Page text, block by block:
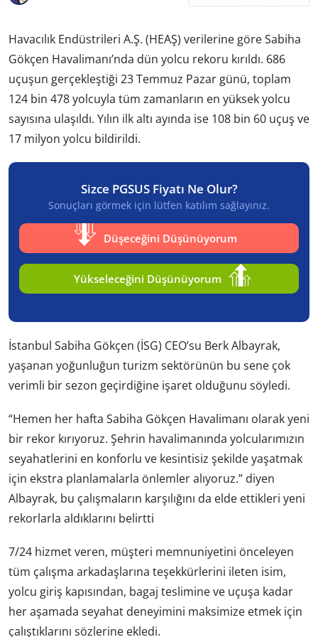
Havacılık Endüstrileri A.Ş. (HEAŞ) verilerine göre Sabiha
Gökçen Havalimanı’nda dün yolcu rekoru kırıldı. 686
uçuşun gerçekleştiği 23 Temmuz Pazar günü, toplam
124 bin 478 yolcuyla tüm zamanların en yüksek yolcu
sayısına ulaşıldı. Yılın ilk altı ayında ise 108 bin 60 uçuş ve
17 milyon yolcu bildirildi.
Sizce PGSUS Fiyatı Ne Olur?
Sonuçları görmek için lütfen katılım sağlayınız.
Düşeceğini Düşünüyorum
Yükseleceğini Düşünüyorum
İstanbul Sabiha Gökçen (İSG) CEO’su Berk Albayrak,
yaşanan yoğunluğun turizm sektörünün bu sene çok
verimli bir sezon geçirdiğine işaret olduğunu söyledi.
“Hemen her hafta Sabiha Gökçen Havalimanı olarak yeni
bir rekor kırıyoruz. Şehrin havalimanında yolcularımızın
seyahatlerini en konforlu ve kesintisiz şekilde yaşatmak
için ekstra planlamalarla önlemler alıyoruz.” diyen
Albayrak, bu çalışmaların karşılığını da elde ettikleri yeni
rekorlarla aldıklarını belirtti
7/24 hizmet veren, müşteri memnuniyetini önceleyen
tüm çalışma arkadaşlarına teşekkürlerini ileten isim,
yolcu giriş kapısından, bagaj teslimine ve uçuşa kadar
her aşamada seyahat deneyimini maksimize etmek için
çalıştıklarını sözlerine ekledi.